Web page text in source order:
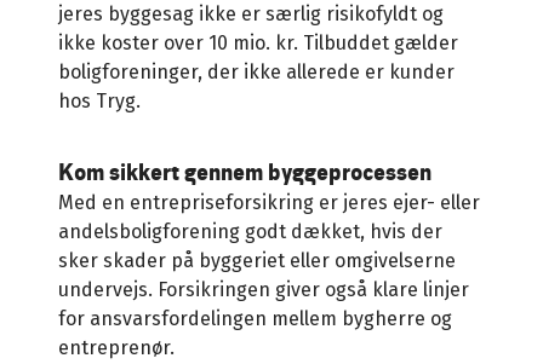
jeres byggesag ikke er særlig risikofyldt og
ikke koster over 10 mio. kr. Tilbuddet gælder
boligforeninger, der ikke allerede er kunder
hos Tryg.
Kom sikkert gennem byggeprocessen
Med en entrepriseforsikring er jeres ejer- eller
andelsboligforening godt dækket, hvis der
sker skader på byggeriet eller omgivelserne
undervejs. Forsikringen giver også klare linjer
for ansvarsfordelingen mellem bygherre og
entreprenør.